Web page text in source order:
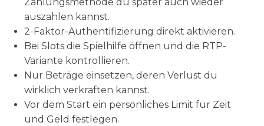
auszahlen kannst.
2-Faktor-Authentifizierung direkt aktivieren.
Bei Slots die Spielhilfe öffnen und die RTP-
Variante kontrollieren.
Nur Beträge einsetzen, deren Verlust du
wirklich verkraften kannst.
Vor dem Start ein persönliches Limit für Zeit
und Geld festlegen.